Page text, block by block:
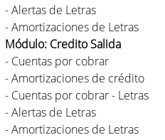
- Alertas de Letras
- Amortizaciones de Letras
Módulo: Credito Salida
- Cuentas por cobrar
- Amortizaciones de crédito
- Cuentas por cobrar - Letras
- Alertas de Letras
- Amortizaciones de Letras